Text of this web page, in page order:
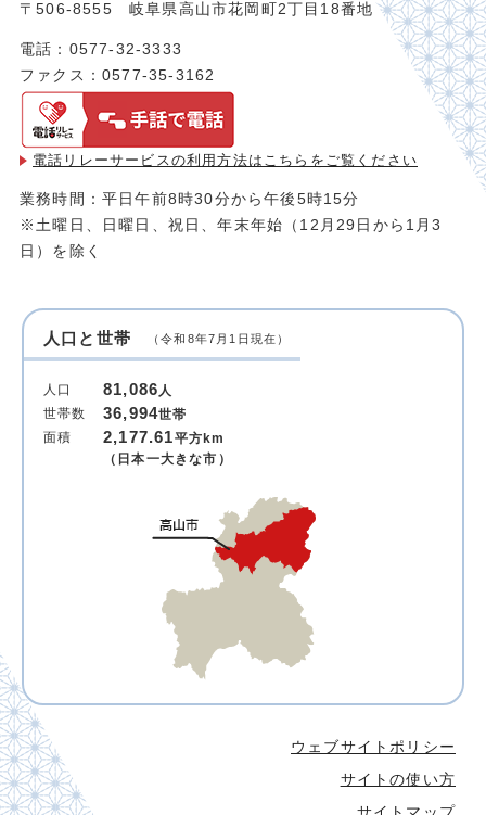
〒506-8555 岐阜県高山市花岡町2丁目18番地
電話：0577-32-3333
ファクス：0577-35-3162
電話リレーサービスの利用方法は こちらをご覧ください
業務時間：平日午前8時30分から午後5時15分
※土曜日、日曜日、祝日、年末年始（12月29日から1月3
日）を除く
人口と世帯 （令和8年7月1日現在）
人口 81,086人
世帯数
36,994世帯
面積
2,177.61平方km
（日本一大きな市）
ウェブサイトポリシー
サイトの使い方